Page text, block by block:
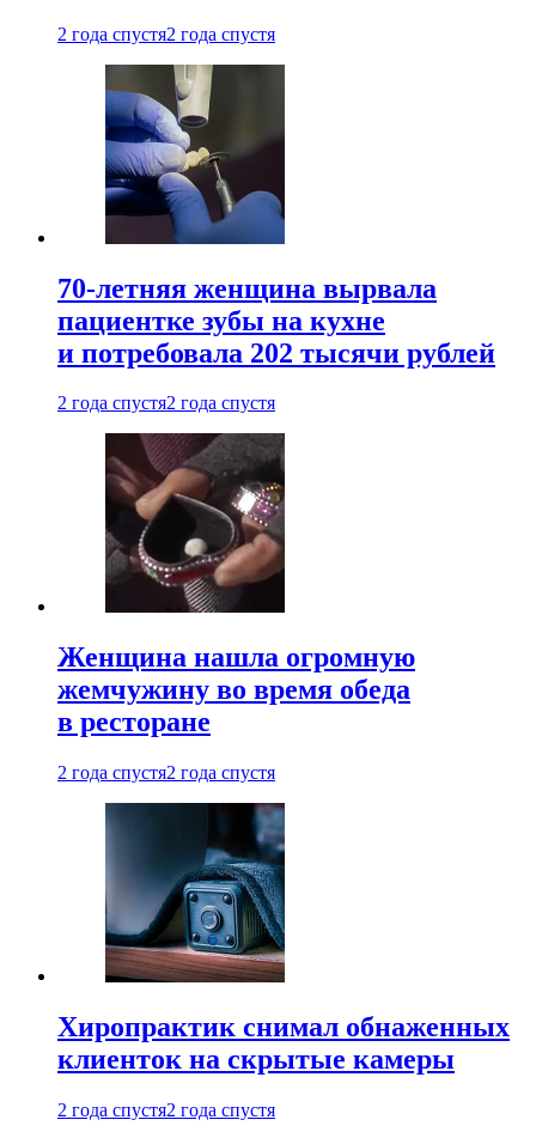
2 года спустя2 года спустя
70-летняя женщина вырвала
пациентке зубы на кухне
и потребовала 202 тысячи рублей
2 года спустя2 года спустя
Женщина нашла огромную
жемчужину во время обеда
в ресторане
2 года спустя2 года спустя
Хиропрактик снимал обнаженных
клиенток на скрытые камеры
2 года спустя2 года спустя